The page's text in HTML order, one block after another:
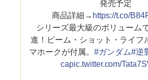
発売予定
商品詳細→ https://t.co/
シリーズ最大級のボリューム
進！ビーム・ショット・ライフ
マホークが付属。#ガンダム#逆
capic.twitter.com/